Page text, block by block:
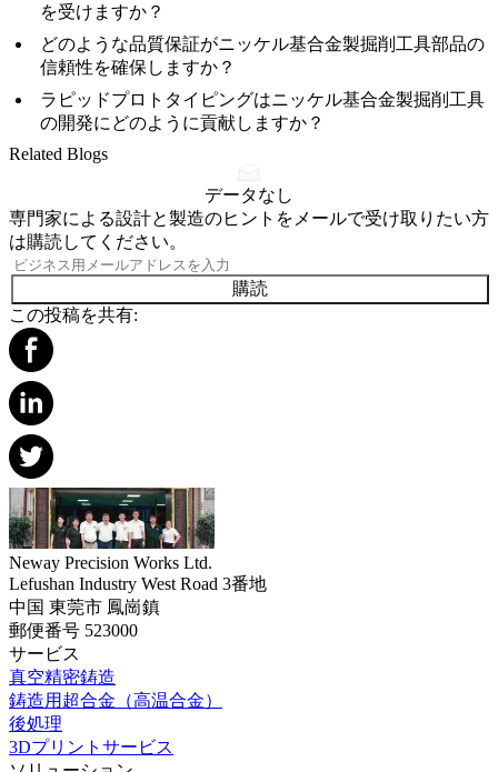
を受けますか？
どのような品質保証がニッケル基合金製掘削工具部品の
信頼性を確保しますか？
ラピッドプロトタイピングはニッケル基合金製掘削工具
の開発にどのように貢献しますか？
Related Blogs
データなし
専門家による設計と製造のヒントをメールで受け取りたい方
は購読してください。
購読
この投稿を共有:
Neway Precision Works Ltd.
Lefushan Industry West Road 3番地
中国 東莞市 鳳崗鎮
郵便番号 523000
サービス
真空精密鋳造
鋳造用超合金（高温合金）
後処理
3Dプリントサービス